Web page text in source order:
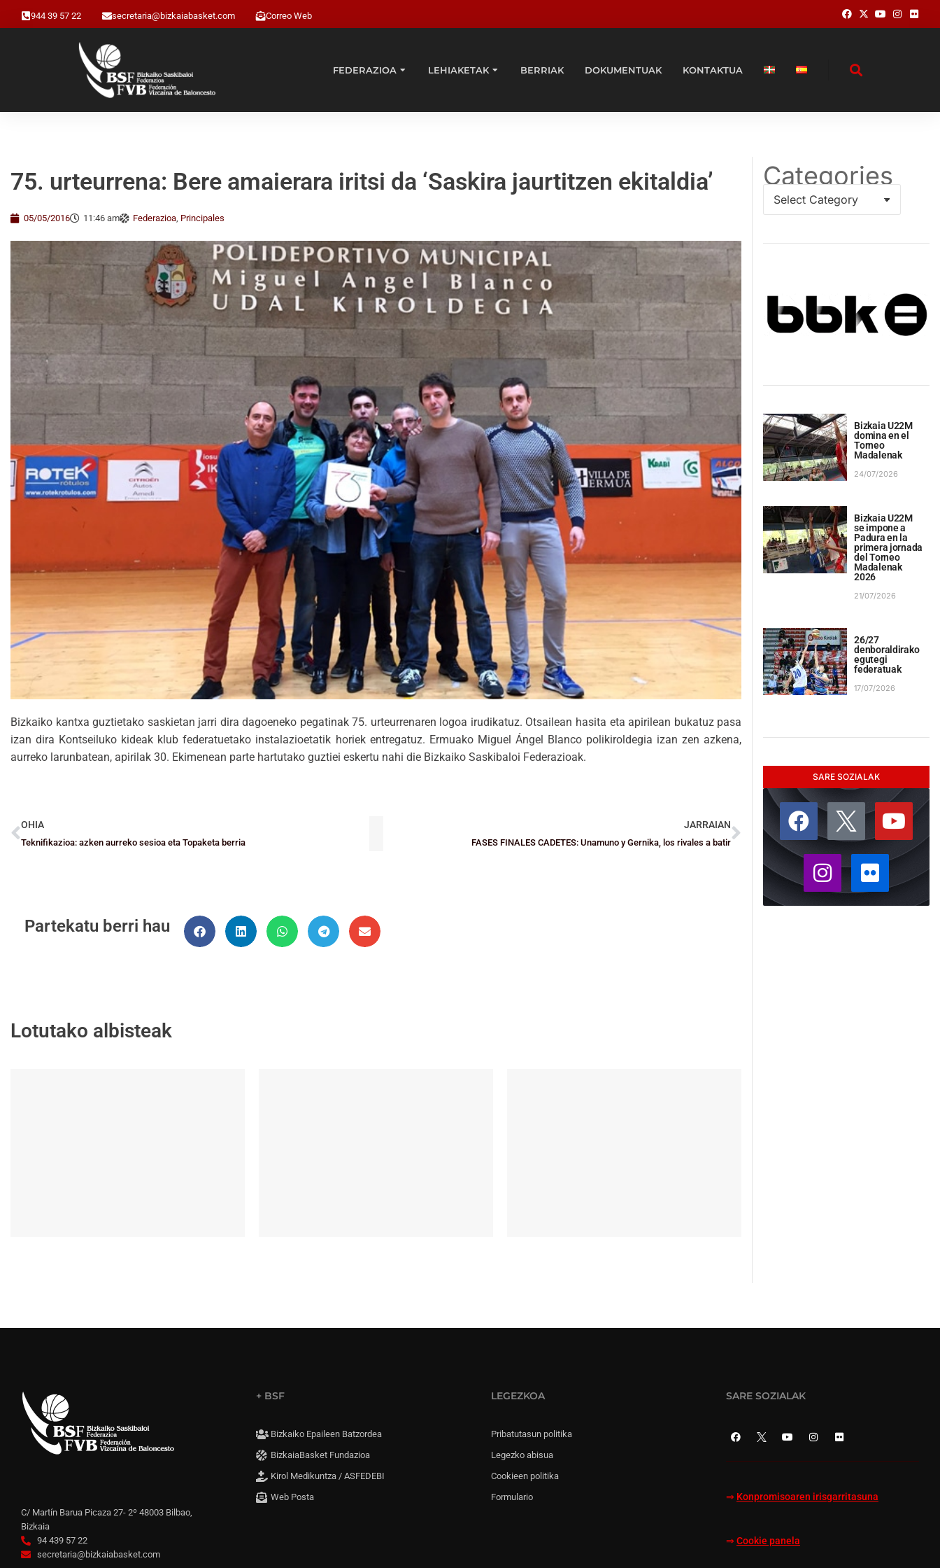
944 39 57 22 secretaria@bizkaiabasket.com Correo Web
FEDERAZIOA LEHIAKETAK BERRIAK DOKUMENTUAK KONTAKTUA
75. urteurrena: Bere amaierara iritsi da ‘Saskira jaurtitzen ekitaldia’
05/05/2016 11:46 am Federazioa, Principales
Bizkaiko kantxa guztietako saskietan jarri dira dagoeneko pegatinak 75. urteurrenaren logoa irudikatuz. Otsailean hasita eta apirilean bukatuz pasa
izan dira Kontseiluko kideak klub federatuetako instalazioetatik horiek entregatuz. Ermuako Miguel Ángel Blanco polikiroldegia izan zen azkena,
aurreko larunbatean, apirilak 30. Ekimenean parte hartutako guztiei eskertu nahi die Bizkaiko Saskibaloi Federazioak.
OHIA
Teknifikazioa: azken aurreko sesioa eta Topaketa berria
JARRAIAN
FASES FINALES CADETES: Unamuno y Gernika, los rivales a batir
Partekatu berri hau
Lotutako albisteak
Categories
Bizkaia U22M
domina en el
Torneo
Madalenak
24/07/2026
Bizkaia U22M
se impone a
Padura en la
primera jornada
del Torneo
Madalenak
2026
21/07/2026
26/27
denboraldirako
egutegi
federatuak
17/07/2026
SARE SOZIALAK
C/ Martín Barua Picaza 27- 2º 48003 Bilbao,
Bizkaia
94 439 57 22
secretaria@bizkaiabasket.com
+ BSF
Bizkaiko Epaileen Batzordea
BizkaiaBasket Fundazioa
Kirol Medikuntza / ASFEDEBI
Web Posta
LEGEZKOA
Pribatutasun politika
Legezko abisua
Cookieen politika
Formulario
SARE SOZIALAK
⇒ Konpromisoaren irisgarritasuna
⇒ Cookie panela